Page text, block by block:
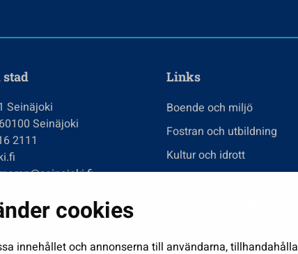
cookies
innehållet och annonserna till användarna, tillhandahålla
Seinäjoki
Seinäjoki
2111
Links
Boende och miljö
Fostran och utbildning
Kultur och idrott
Show my cookie settings